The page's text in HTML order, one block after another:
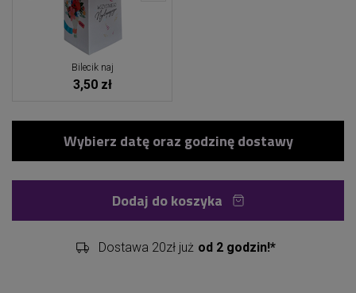
Bilecik naj
3,50 zł
Dodaj do koszyka
Dostawa 20zł już od 2 godzin!*